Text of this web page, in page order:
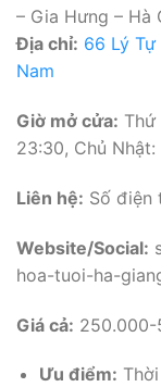
– Gia Hưng – Hà
Địa chỉ: 66 Lý Tự
Nam
Giờ mở cửa:
23:30, Chủ
Liên hệ: Số điện
Website/Social:
hoa-tuoi-ha-
Giá cả: 250.000-
Ưu điểm: